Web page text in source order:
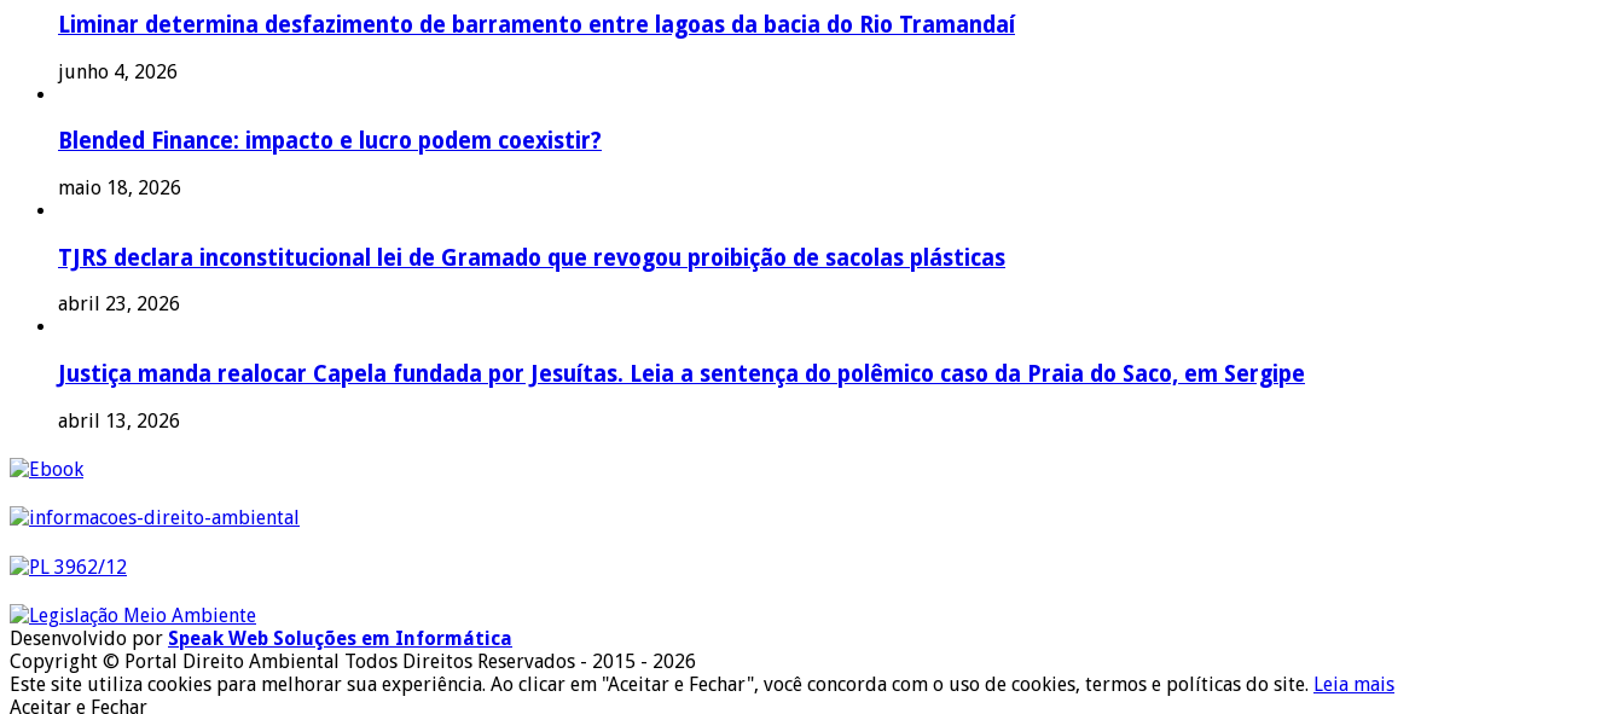
Liminar determina desfazimento de barramento entre lagoas da bacia do Rio Tramandaí
junho 4, 2026
Blended Finance: impacto e lucro podem coexistir?
maio 18, 2026
TJRS declara inconstitucional lei de Gramado que revogou proibição de sacolas plásticas
abril 23, 2026
Justiça manda realocar Capela fundada por Jesuítas. Leia a sentença do polêmico caso da Praia do Saco, em Sergipe
abril 13, 2026
Desenvolvido por Speak Web Soluções em Informática
Copyright © Portal Direito Ambiental Todos Direitos Reservados - 2015 - 2026
Este site utiliza cookies para melhorar sua experiência. Ao clicar em "Aceitar e Fechar", você concorda com o uso de cookies, termos e políticas do site. Leia mais
Aceitar e Fechar